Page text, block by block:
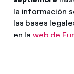
la información
las bases
en la web de